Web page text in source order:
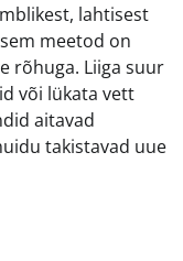
lahtisest
meetod on
rõhuga. Liiga suur
või lükata vett
aitavad
takistavad uue